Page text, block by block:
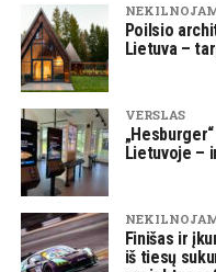
Poilsio
Lietuva –
VERSLAS
Lietuvoje –
Finišas ir
iš tiesų